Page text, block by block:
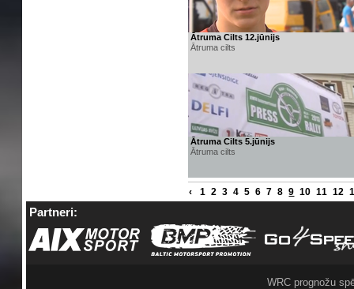
Ātruma Cilts 12.jūnijs
Ātruma cilts
Ātruma Cilts 5.jūnijs
Ātruma cilts
‹ 1 2 3 4 5 6 7 8 9 10 11 12
Partneri:
WRC prognožu